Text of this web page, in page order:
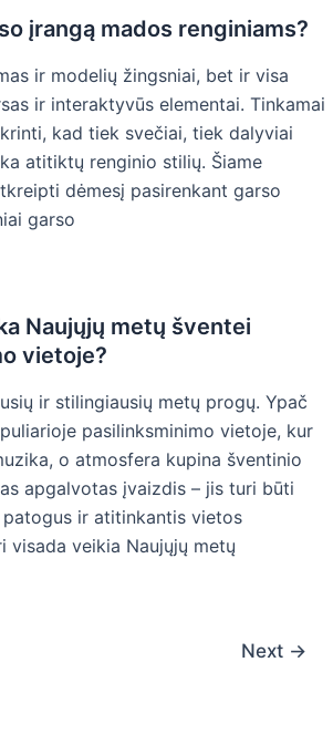
įrangą mados renginiams?
ir modelių žingsniai, bet ir visa
ir interaktyvūs elementai. Tinkamai
kad tiek svečiai, tiek dalyviai
atitiktų renginio stilių. Šiame
dėmesį pasirenkant garso
garso
Naujųjų metų šventei
vietoje?
ir stilingiausių metų progų. Ypač
pasilinksminimo vietoje, kur
o atmosfera kupina šventinio
apgalvotas įvaizdis – jis turi būti
ir atitinkantis vietos
visada veikia Naujųjų metų
Next →